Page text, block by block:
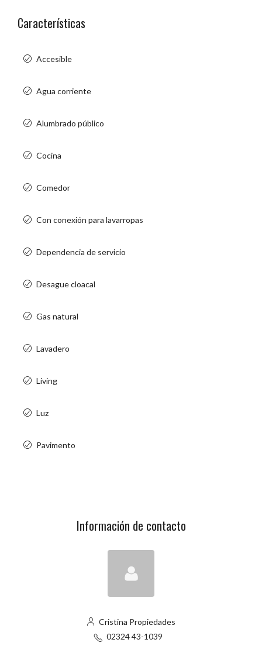
Características
Accesible
Agua corriente
Alumbrado público
Cocina
Comedor
Con conexión para lavarropas
Dependencia de servicio
Desague cloacal
Gas natural
Lavadero
Living
Luz
Pavimento
Información de contacto
Cristina Propiedades
02324 43-1039